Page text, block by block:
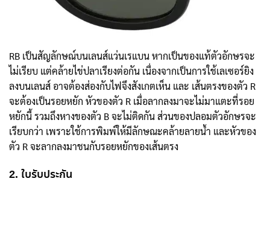
RB เป็นสัญลักษณ์บนเลนส์แว่นเรแบน หากเป็นของแท้ตัวอักษรจะ
ไม่เรียบ แต่คล้ายไข่ปลาเรียงต่อกัน เนื่องจากเป็นการใช้เลเซอร์ยิง
ลงบนเลนส์ อาจต้องส่องกับไฟจึงสังเกตเห็น และ เส้นตรงของตัว R
จะต้องเป็นรอยหยัก หัวของตัว R เมื่อลากลงมาจะไม่มาแตะที่รอย
หยักนี้ รวมถึงหางของตัว B จะไม่ติดกัน ส่วนของปลอมตัวอักษรจะ
เรียบกว่า เพราะใช้การพิมพ์ให้มีลักษณะคล้ายลายน้ำ และหัวของ
ตัว R จะลากลงมาชนกับรอยหยักของเส้นตรง
2. ใบรับประกัน